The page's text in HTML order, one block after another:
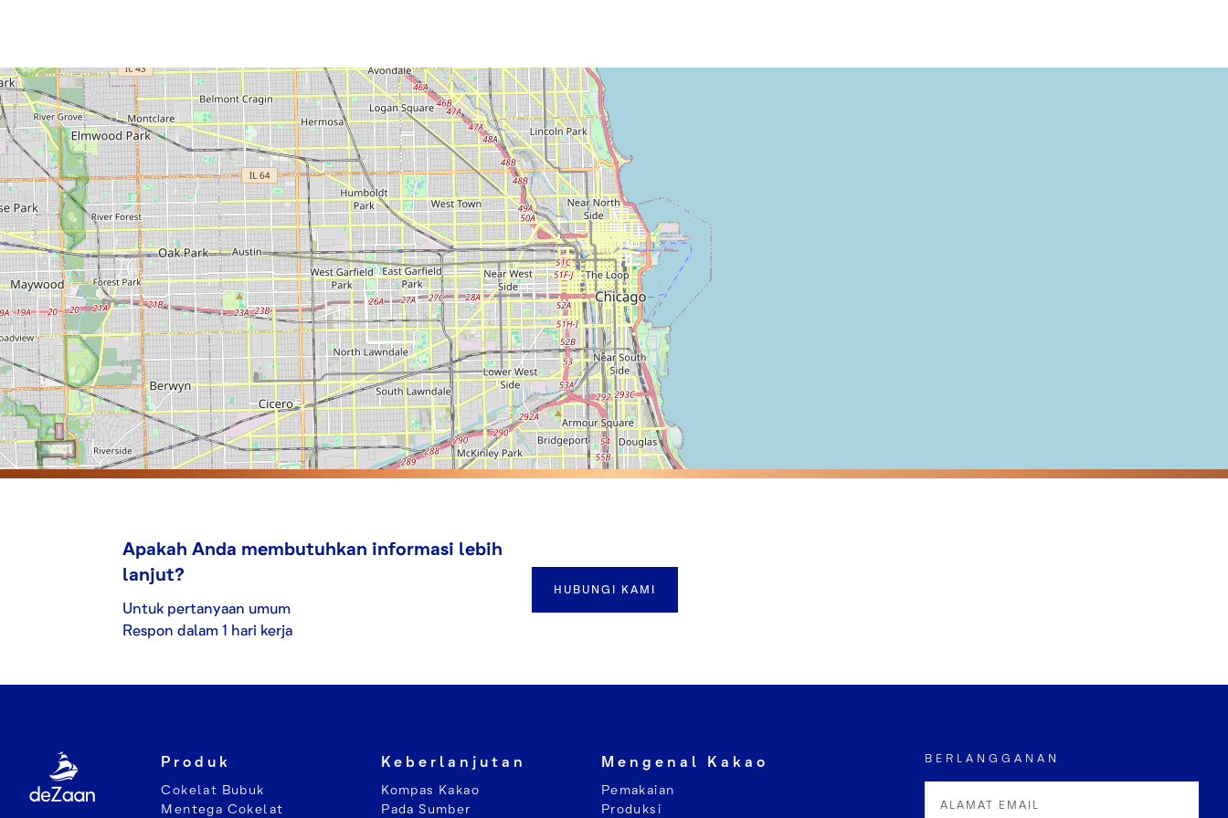
Apakah Anda membutuhkan informasi lebih
lanjut?
Untuk pertanyaan umum
Respon dalam 1 hari kerja
HUBUNGI KAMI
Produk
Cokelat Bubuk
Mentega Cokelat
Keberlanjutan
Kompas Kakao
Pada Sumber
Mengenal Kakao
Pemakaian
Produksi
BERLANGGANAN